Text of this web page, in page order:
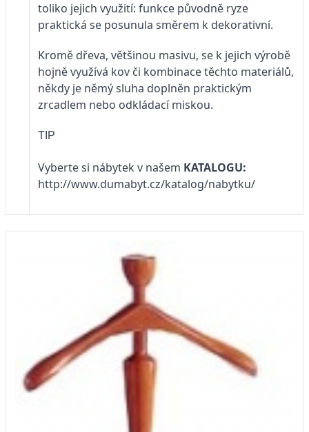
toliko jejich využití: funkce původně ryze
praktická se posunula směrem k dekorativní.
Kromě dřeva, většinou masivu, se k jejich výrobě
hojně využívá kov či kombinace těchto materiálů,
někdy je němý sluha doplněn praktickým
zrcadlem nebo odkládací miskou.
TIP
Vyberte si nábytek v našem KATALOGU:
http://www.dumabyt.cz/katalog/nabytku/